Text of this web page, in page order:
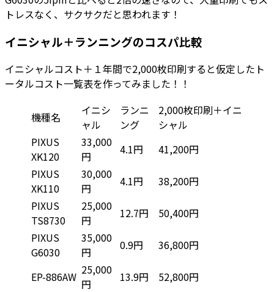
トレスなく、サクサクだと思われます！
イニシャル＋ランニングのコスパ比較
イニシャルコスト＋１年間で2,000枚印刷すると仮定したト
ータルコスト一覧表を作ってみました！！
機種名
イニシ
ャル
ランニ
ング
2,000枚印刷＋イニ
シャル
PIXUS
XK120
33,000
円
4.1円
41,200円
PIXUS
XK110
30,000
円
4.1円
38,200円
PIXUS
TS8730
25,000
円
12.7円
50,400円
PIXUS
G6030
35,000
円
0.9円 36,800円
EP-886AW 25,000
円
13.9円
52,800円